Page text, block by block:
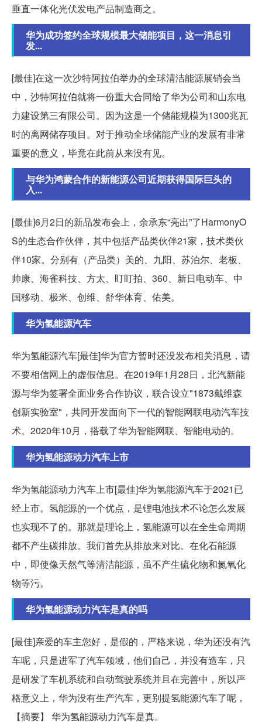
垂直一体化光伏发电产品制造商之。
华为成功签约全球规模最大储能项目，这一消息引
发...
[最佳]在这一次沙特阿拉伯举办的全球清洁能源展销会当
中，沙特阿拉伯就将一份重大合同给了华为公司和山东电
力建设第三有限公司。因为这是一个储能规模为1300兆瓦
时的离网储存项目。对于推动全球储能产业的发展有非常
重要的意义，毕竟在此前从来没有见。
与华为鸿蒙合作的新能源公司近期获得国际巨头的
入...
[最佳]6月2日的新品发布会上，余承东“亮出”了HarmonyO
S的生态合作伙伴，其中包括产品类伙伴21家，技术类伙
伴10家。分别有（产品类）美的、九阳、苏泊尔、老板、
帅康、海雀科技、方太、盯盯拍、360、新日电动车、中
国移动、极米、创维、舒华体育、佑美。
华为氢能源汽车
华为氢能源汽车[最佳]华为官方暂时还没发布相关消息，请
不要相信网上的虚假信息。在2019年1月28日，北汽新能
源与华为签署全面业务合作协议，联合设立"1873戴维森
创新实验室"，共同开发面向下一代的智能网联电动汽车技
术。2020年10月，搭载了华为智能网联、智能电动的。
华为氢能源动力汽车上市
华为氢能源动力汽车上市[最佳]华为氢能源汽车于2021已
经上市。氢能源的一个优点，是锂电池技术不论怎么发展
也实现不了的。那就是理论上，氢能源可以在全生命周期
都不产生碳排放。我们首先从排放来对比。在化石能源
中，即使像天然气等清洁能源，虽不产生硫化物和氮氧化
物等污。
华为氢能源动力汽车是真的吗
[最佳]亲爱的车主您好，是假的，严格来说，华为还没有汽
车呢，只是进军了汽车领域，他们自己，并没有造车，只
是研发了车机系统和自动驾驶系统并且在完善中，所以严
格意义上，华为没有生产汽车，更别提氢能源汽车了呢，
【摘要】 华为氢能源动力汽车是真。